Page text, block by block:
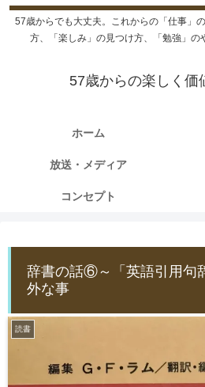
57歳からでも大丈夫。これからの「仕事」
方、「楽しみ」の見つけ方、「勉強」の
57歳からの楽しく価
ホーム
放送・メディア
コンセプト
辞書の話⑥～「英語引用句
外な事
読書